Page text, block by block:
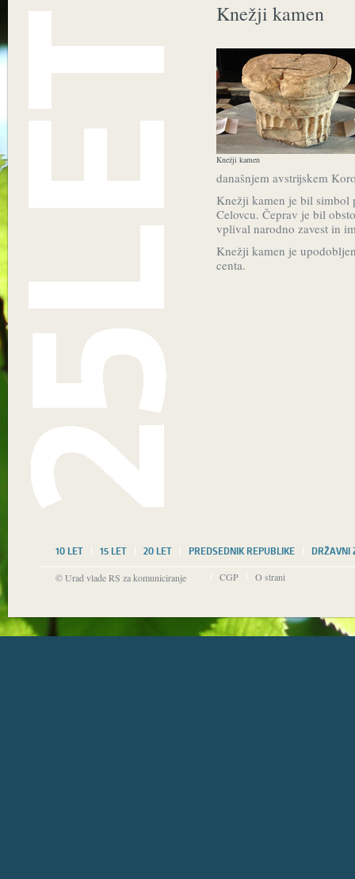
Knežji kamen
Knežji kamen
današnjem avstrijskem
Knežji kamen je bil simbol
Celovcu. Čeprav je bil
vplival narodno zavest in
Knežji kamen je
centa.
10 LET 15 LET 20 LET PREDSEDNIK REPUBLIKE DRŽAVNI
© Urad vlade RS za komuniciranje CGP O strani